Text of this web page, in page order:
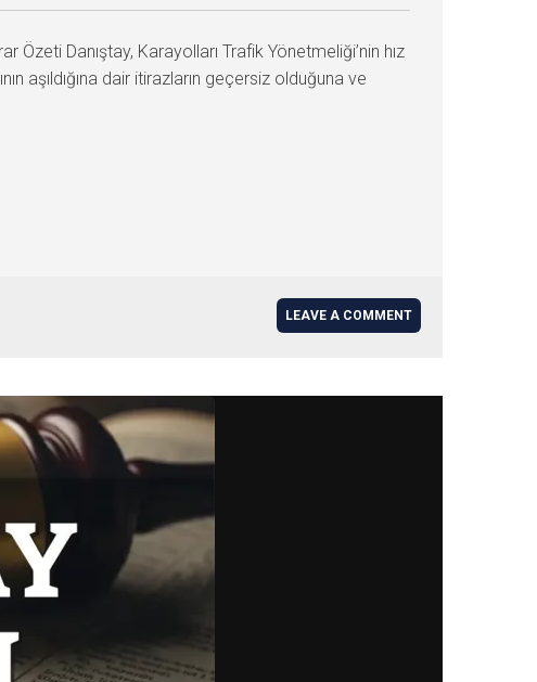
Özeti Danıştay, Karayolları Trafik Yönetmeliği’nin hız
aşıldığına dair itirazların geçersiz olduğuna ve
LEAVE A COMMENT